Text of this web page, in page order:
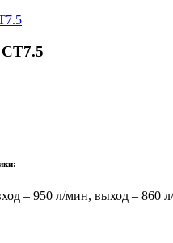
– 950 л/мин, выход – 860